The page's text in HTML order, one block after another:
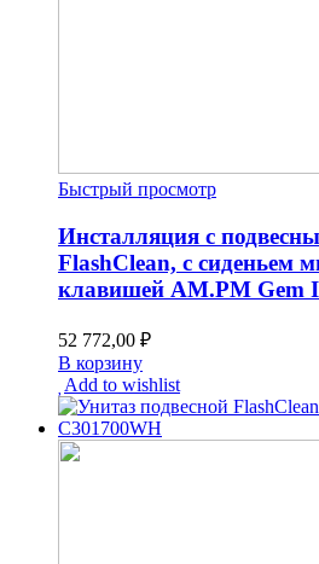
Быстрый просмотр
Инсталляция с
FlashClean, с сиденьем
клавишей AM.PM Gem
52 772,00 ₽
В корзину
Add to wishlist